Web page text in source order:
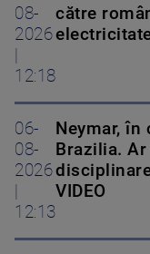
08-
2026
12:18
către
06-
08-
2026
12:13
Neymar,
Brazilia.
VIDEO